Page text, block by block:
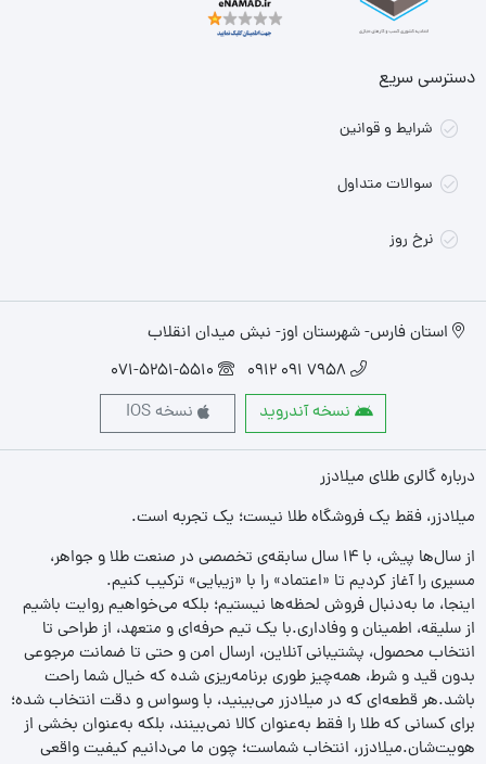
دسترسی سریع
شرایط و قوانین
سوالات متداول
نرخ روز
استان فارس- شهرستان اوز- نبش میدان انقلاب
7958 091 0912
071-5251-5510
نسخه آندروید
نسخه IOS
درباره گالری طلای میلادزر
میلادزر، فقط یک فروشگاه طلا نیست؛ یک تجربه‌ است.
از سال‌ها پیش، با ۱۴ سال سابقه‌ی تخصصی در صنعت طلا و جواهر،
مسیری را آغاز کردیم تا «اعتماد» را با «زیبایی» ترکیب کنیم.
اینجا، ما به‌دنبال فروش لحظه‌ها نیستیم؛ بلکه می‌خواهیم روایت باشیم
از سلیقه، اطمینان و وفاداری.با یک تیم حرفه‌ای و متعهد، از طراحی تا
انتخاب محصول، پشتیبانی آنلاین، ارسال امن و حتی تا ضمانت مرجوعی
بدون قید و شرط، همه‌چیز طوری برنامه‌ریزی شده که خیال شما راحت
باشد.هر قطعه‌ای که در میلادزر می‌بینید، با وسواس و دقت انتخاب شده؛
برای کسانی که طلا را فقط به‌عنوان کالا نمی‌بینند، بلکه به‌عنوان بخشی از
هویت‌شان.میلادزر، انتخاب شماست؛ چون ما می‌دانیم کیفیت واقعی